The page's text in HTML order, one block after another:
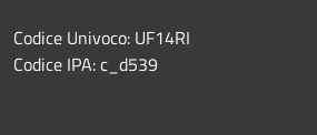
Codice Univoco: UF14RI
Codice IPA: c_d539